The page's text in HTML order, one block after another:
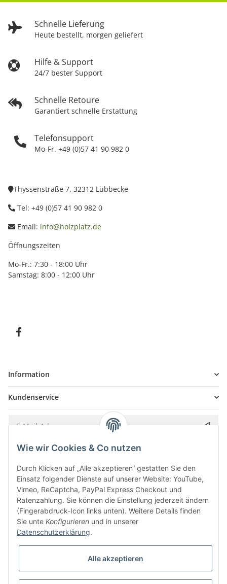
Schnelle Lieferung
Heute bestellt, morgen geliefert
Hilfe & Support
24/7 bester Support
Schnelle Retoure
Garantiert schnelle Erstattung
Telefonsupport
Mo-Fr. +49 (0)57 41 90 982 0
Thyssenstraße 7, 32312 Lübbecke
Tel: +49 (0)57 41 90 982 0
Email: info@holzplatz.de
Öffnungszeiten
Mo-Fr.: 7:30 - 18:00 Uhr
Samstag: 8:00 - 12:00 Uhr
Information
Kundenservice
Bitte senden Sie mir entsprechend IhrerDatenschutzerklärung
* Alle Preise inkl. gesetzlicher USt., zzgl.
Wie wir Cookies & Co nutzen
Durch Klicken auf „Alle akzeptieren“ gestatten Sie den
Einsatz folgender Dienste auf unserer Website: YouTube,
Vimeo, ReCaptcha, PayPal Express Checkout und
Ratenzahlung. Sie können die Einstellung jederzeit ändern
(Fingerabdruck-Icon links unten). Weitere Details finden
Sie unte Konfigurieren und in unserer
Datenschutzerklärung.
Alle akzeptieren